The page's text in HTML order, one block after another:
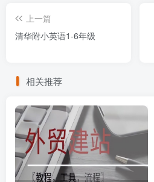
上一篇
清华附小英语1-6年级
相关推荐